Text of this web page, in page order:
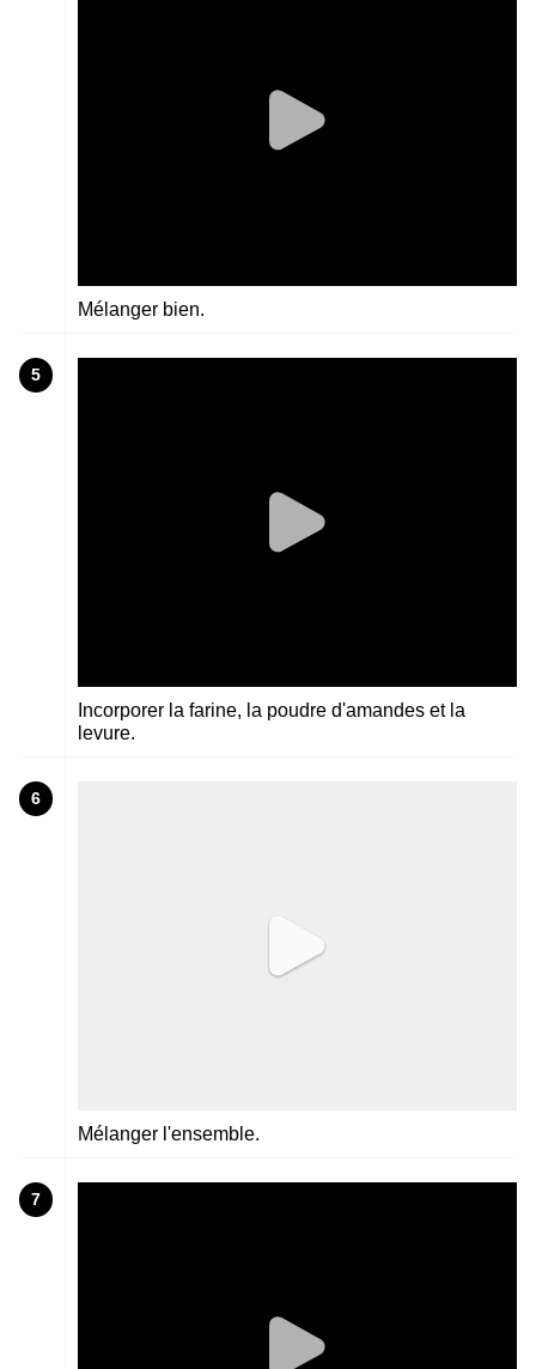
Mélanger bien.
5
Incorporer la farine, la poudre d'amandes et la
levure.
6
Mélanger l'ensemble.
7